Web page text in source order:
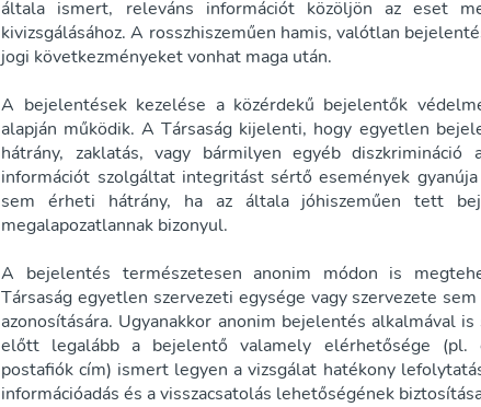
általa ismert, releváns információt közöljön az eset
kivizsgálásához. A rosszhiszeműen hamis, valótlan
jogi következményeket vonhat maga után.
A bejelentések kezelése a közérdekű bejelentők
alapján működik. A Társaság kijelenti, hogy egyetlen
hátrány, zaklatás, vagy bármilyen egyéb diszkrimináció
információt szolgáltat integritást sértő események
sem érheti hátrány, ha az általa jóhiszeműen tett
megalapozatlannak bizonyul.
A bejelentés természetesen anonim módon is
Társaság egyetlen szervezeti egysége vagy szervezete
azonosítására. Ugyanakkor anonim bejelentés alkalmával
előtt legalább a bejelentő valamely elérhetősége (pl.
postafiók cím) ismert legyen a vizsgálat hatékony
információadás és a visszacsatolás lehetőségének